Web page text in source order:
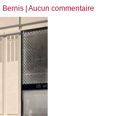
Bernis Aucun commentaire